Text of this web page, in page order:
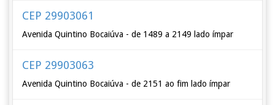
CEP 29903061
Avenida Quintino Bocaiúva - de 1489 a 2149 lado ímpar
CEP 29903063
Avenida Quintino Bocaiúva - de 2151 ao fim lado ímpar